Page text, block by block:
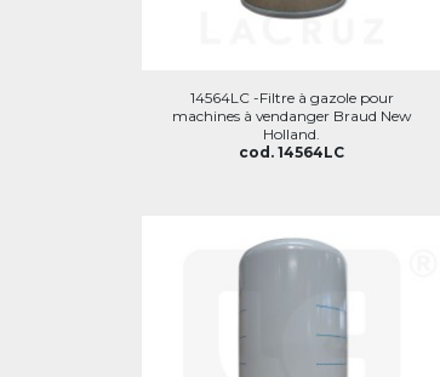
14564LC -Filtre à gazole pour
machines à vendanger Braud New
Holland.
cod. 14564LC